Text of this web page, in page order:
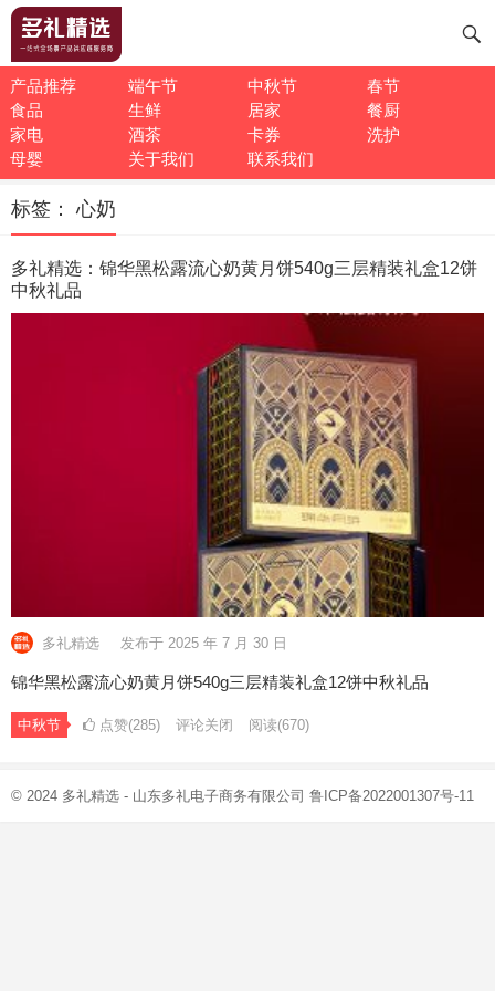
产品推荐 端午节 中秋节
春节
食品
生鲜 居家
餐厨
家电
酒茶 卡券
洗护
母婴
关于我们 联系我们
标签：心奶
多礼精选：锦华黑松露流心奶黄月饼540g三层精装礼盒12饼
中秋礼品
多礼精选 发布于 2025 年 7 月 30 日
锦华黑松露流心奶黄月饼540g三层精装礼盒12饼中秋礼品
中秋节 点赞(285) 评论关闭 阅读(670)
© 2024 多礼精选 - 山东多礼电子商务有限公司 鲁ICP备2022001307号-11